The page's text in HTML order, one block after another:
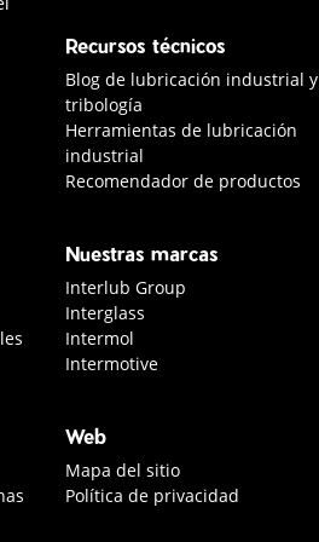
Recursos técnicos
Blog de lubricación industrial y
tribología
Herramientas de lubricación
industrial
Recomendador de productos
Nuestras marcas
Interlub Group
Interglass
Intermol
Intermotive
Web
Mapa del sitio
Política de privacidad